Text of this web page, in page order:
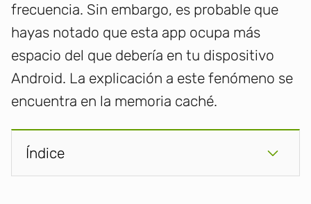
frecuencia. Sin embargo, es probable que
hayas notado que esta app ocupa más
espacio del que debería en tu dispositivo
Android. La explicación a este fenómeno se
encuentra en la memoria caché.
Índice